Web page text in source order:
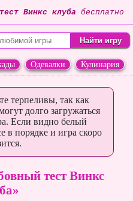
Винкс клуба бесплатно
Одевалки
Кулинария
терпеливы, так как
долго загружаться
Если видно белый
в порядке и игра скоро
тест Винкс